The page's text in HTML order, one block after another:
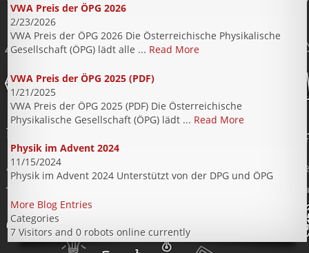
VWA Preis der ÖPG 2026
2/23/2026
VWA Preis der ÖPG 2026 Die Österreichische Physikalische
Gesellschaft (ÖPG) lädt alle ... Read More
VWA Preis der ÖPG 2025 (PDF)
1/21/2025
VWA Preis der ÖPG 2025 (PDF) Die Österreichische
Physikalische Gesellschaft (ÖPG) lädt ... Read More
Physik im Advent 2024
11/15/2024
Physik im Advent 2024 Unterstützt von der DPG und ÖPG
More Blog Entries
Categories
7 Visitors and 0 robots online currently